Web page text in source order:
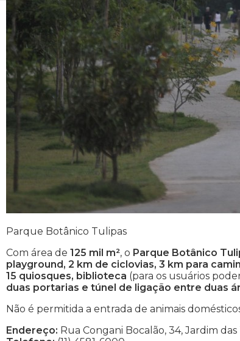
Parque Botânico Tulipas
Com área de125 mil m², o Parque Botânico
playground, 2 km de ciclovias, 3 km para
15 quiosques, biblioteca (para os usuários
duas portarias e túnel de ligação entre duas
Não é permitida a entrada de animais
Endereço: Rua Congani Bocalão, 34, Jardim